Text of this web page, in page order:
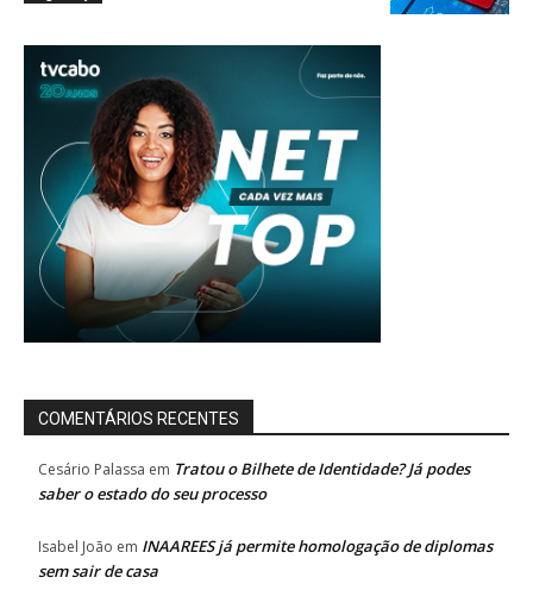
COMENTÁRIOS RECENTES
Cesário Palassa em Tratou o Bilhete de Identidade? Já podes
saber o estado do seu processo
Isabel João em INAAREES já permite homologação de diplomas
sem sair de casa